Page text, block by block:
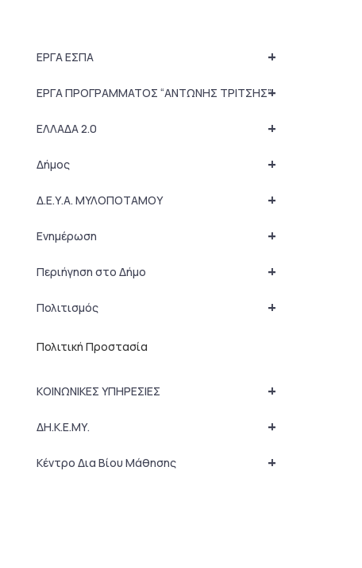
+
ΕΡΓΑ ΕΣΠΑ
+
ΕΡΓΑ ΠΡΟΓΡΑΜΜΑΤΟΣ “ΑΝΤΩΝΗΣ ΤΡΙΤΣΗΣ”
+
ΕΛΛΑΔΑ 2.0
+
Δήμος
+
Δ.Ε.Υ.Α. ΜΥΛΟΠΟΤΑΜΟΥ
+
Ενημέρωση
+
Περιήγηση στο Δήμο
+
Πολιτισμός
Πολιτική Προστασία
+
ΚΟΙΝΩΝΙΚΕΣ ΥΠΗΡΕΣΙΕΣ
+
ΔΗ.Κ.Ε.ΜΥ.
+
Κέντρο Δια Βίου Μάθησης